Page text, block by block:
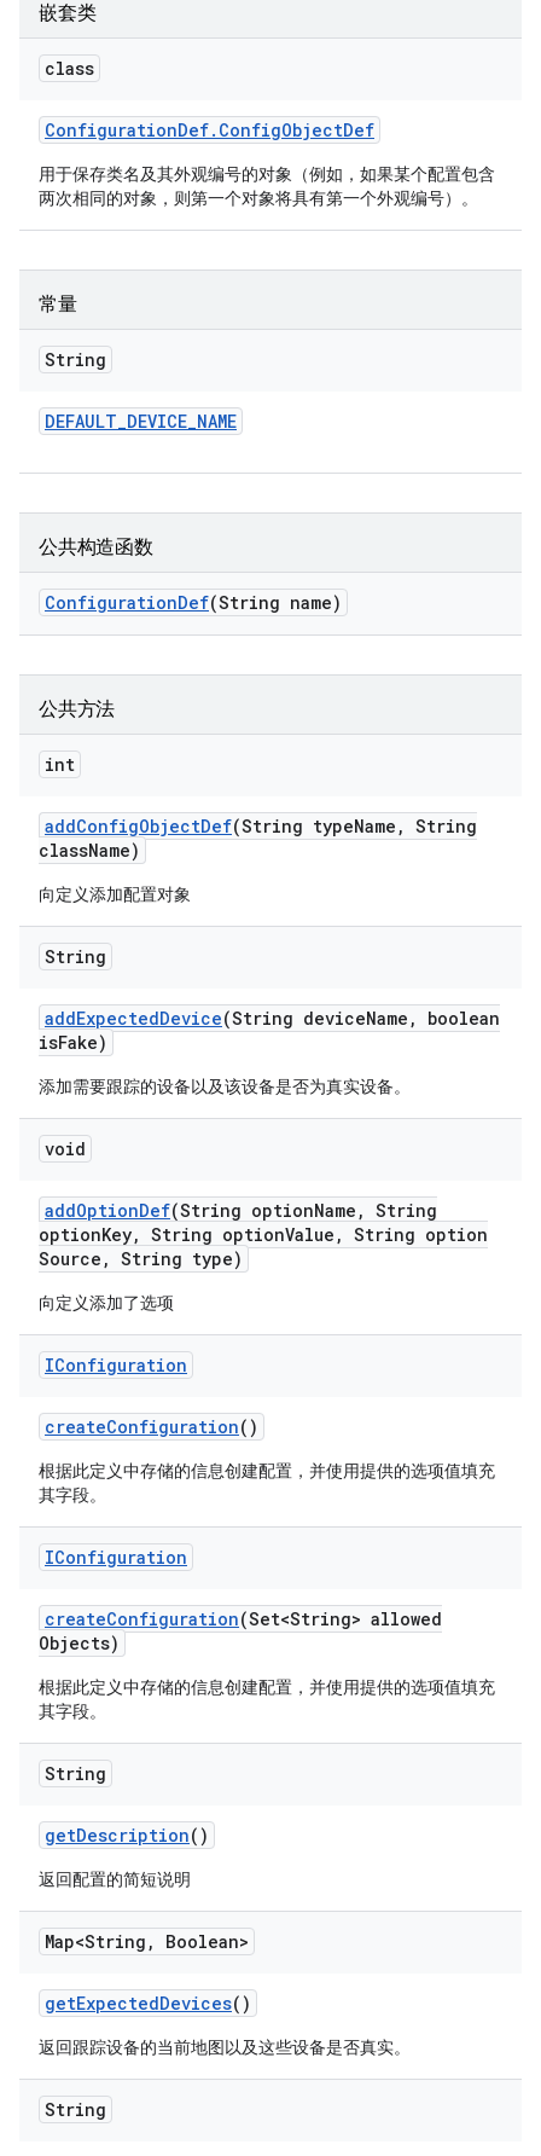
嵌套类
class
ConfigurationDef. ConfigObjectDef
用于保存类名及其外观编号的对象（例如，如果某个配置包含
两次相同的对象，则第一个对象将具有第一个外观编号）。
常量
String
DEFAULT_DEVICE_NAME
公共构造函数
ConfigurationDef(String name)
公共方法
int
addConfigObjectDef(String typeName , String
className)
向定义添加配置对象
String
addExpectedDevice(String deviceName ,
boolean
isFake)
添加需要跟踪的设备以及该设备是否为真实设备。
void
addOptionDef(String optionName , String
optionKey, String optionValue , String option
Source , String type)
向定义添加了选项
IConfiguration
createConfiguration()
根据此定义中存储的信息创建配置，并使用提供的选项值填充
其字段。
IConfiguration
createConfiguration(Set<String> allowed
Objects)
根据此定义中存储的信息创建配置，并使用提供的选项值填充
其字段。
String
getDescription()
返回配置的简短说明
Map<String , Boolean>
getExpectedDevices()
返回跟踪设备的当前地图以及这些设备是否真实。
String